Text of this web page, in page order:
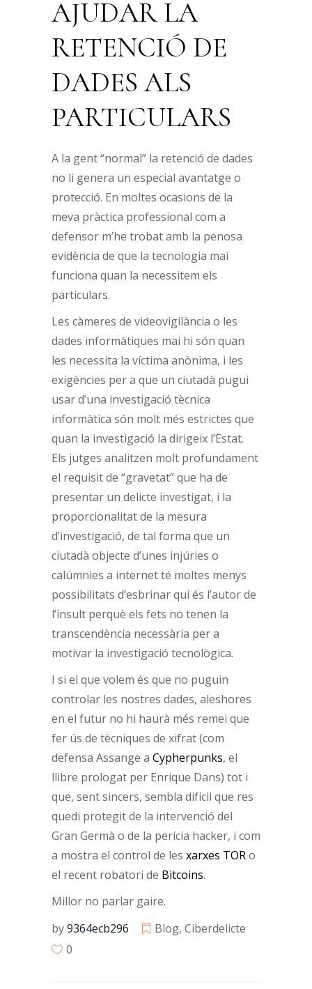
AJUDAR LA
RETENCIÓ DE
DADES ALS
PARTICULARS
A la gent “normal” la retenció de dades
no li genera un especial avantatge o
protecció. En moltes ocasions de la
meva pràctica professional com a
defensor m’he trobat amb la penosa
evidència de que la tecnologia mai
funciona quan la necessitem els
particulars.
Les càmeres de videovigilància o les
dades informàtiques mai hi són quan
les necessita la víctima anònima, i les
exigències per a que un ciutadà pugui
usar d’una investigació tècnica
informàtica són molt més estrictes que
quan la investigació la dirigeix l’Estat.
Els jutges analitzen molt profundament
el requisit de “gravetat” que ha de
presentar un delicte investigat, i la
proporcionalitat de la mesura
d’investigació, de tal forma que un
ciutadà objecte d’unes injúries o
calúmnies a internet té moltes menys
possibilitats d’esbrinar qui és l’autor de
l’insult perquè els fets no tenen la
transcendència necessària per a
motivar la investigació tecnològica.
I si el que volem és que no puguin
controlar les nostres dades, aleshores
en el futur no hi haurà més remei que
fer ús de tècniques de xifrat (com
defensa Assange a Cypherpunks, el
llibre prologat per Enrique Dans) tot i
que, sent sincers, sembla difícil que res
quedi protegit de la intervenció del
Gran Germà o de la perícia hacker, i com
a mostra el control de les xarxes TORo
el recent robatori de Bitcoins.
Millor no parlar gaire.
by9364ecb296 Blog, Ciberdelicte
0